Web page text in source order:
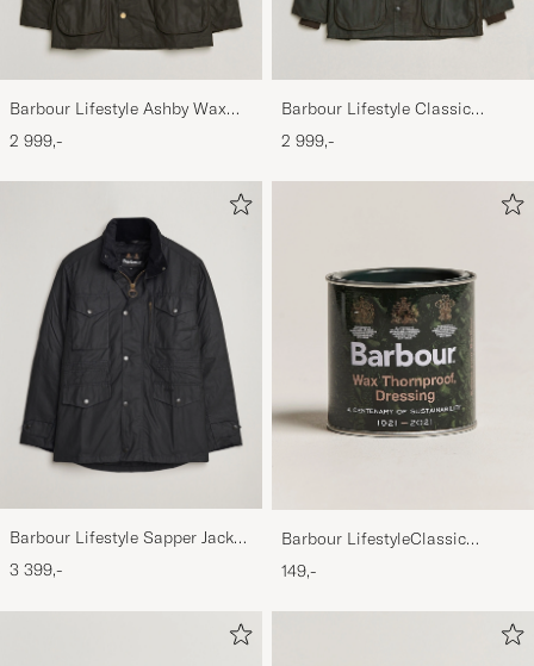
Barbour Lifestyle Ashby Wax
Jacket Olive
2 999,-
Barbour Lifestyle Classic
Bedale Jacket Olive
2 999,-
Barbour Lifestyle Sapper Jacket
Black
3 399,-
Barbour LifestyleClassic
Thornproof Dressing
149,-